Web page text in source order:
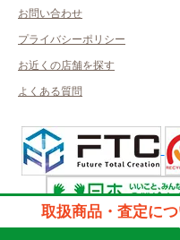
お問い合わせ
プライバシーポリシー
お近くの店舗を探す
よくある質問
許可管轄
取扱商品・査定に